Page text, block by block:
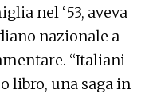
nel ‘53, aveva
nazionale a
“Italiani
libro, una saga in